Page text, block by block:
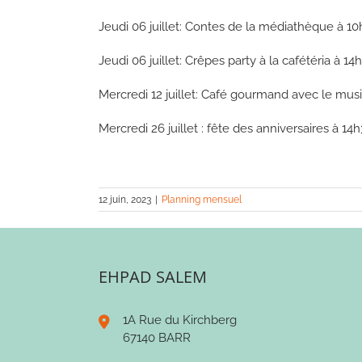
Jeudi 06 juillet: Contes de la médiathèque à
Jeudi 06 juillet: Crêpes party à la cafétéria à
Mercredi 12 juillet: Café gourmand avec le
Mercredi 26 juillet : fête des anniversaires à
12 juin, 2023 | Planning mensuel
EHPAD SALEM
1A Rue du Kirchberg
67140 BARR